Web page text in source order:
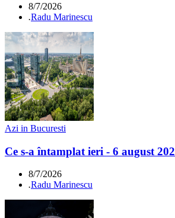
8/7/2026
.Radu Marinescu
Azi in Bucuresti
Ce s-a întamplat ieri - 6 august
8/7/2026
.Radu Marinescu